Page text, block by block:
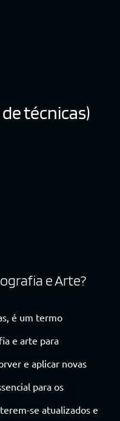
técnicas)
e Arte?
é um termo
e arte para
e aplicar novas
para os
se atualizados e